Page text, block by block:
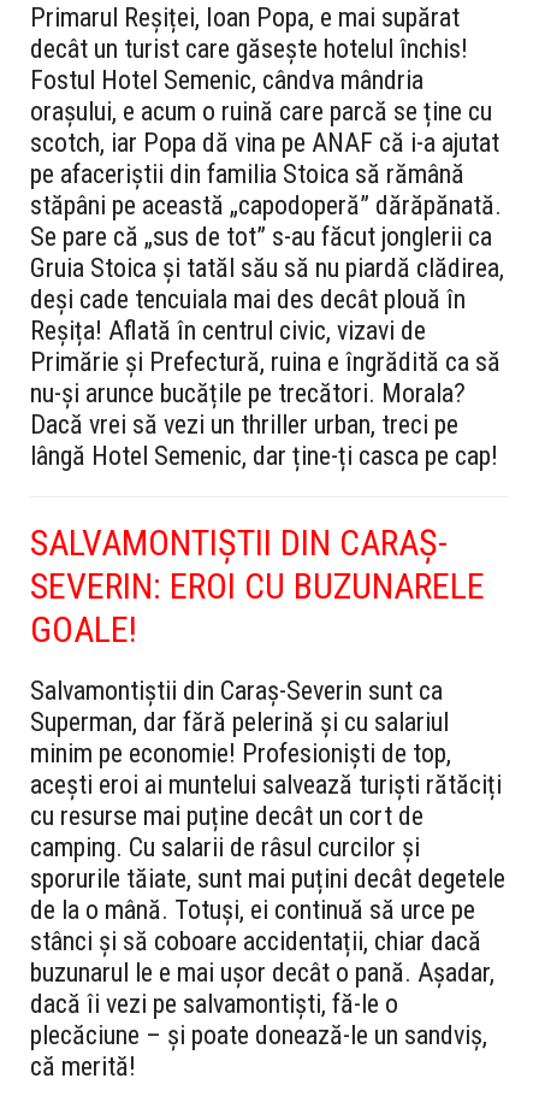
Primarul Reșiței, Ioan Popa, e mai supărat
decât un turist care găsește hotelul închis!
Fostul Hotel Semenic, cândva mândria
orașului, e acum o ruină care parcă se ține cu
scotch, iar Popa dă vina pe ANAF că i-a ajutat
pe afaceriștii din familia Stoica să rămână
stăpâni pe această „capodoperă” dărăpănată.
Se pare că „sus de tot” s-au făcut jonglerii ca
Gruia Stoica și tatăl său să nu piardă clădirea,
deși cade tencuiala mai des decât plouă în
Reșița! Aflată în centrul civic, vizavi de
Primărie și Prefectură, ruina e îngrădită ca să
nu-și arunce bucățile pe trecători. Morala?
Dacă vrei să vezi un thriller urban, treci pe
lângă Hotel Semenic, dar ține-ți casca pe cap!
SALVAMONTIȘTII DIN CARAȘ-
SEVERIN: EROI CU BUZUNARELE
GOALE!
Salvamontiștii din Caraș-Severin sunt ca
Superman, dar fără pelerină și cu salariul
minim pe economie! Profesioniști de top,
acești eroi ai muntelui salvează turiști rătăciți
cu resurse mai puține decât un cort de
camping. Cu salarii de râsul curcilor și
sporurile tăiate, sunt mai puțini decât degetele
de la o mână. Totuși, ei continuă să urce pe
stânci și să coboare accidentații, chiar dacă
buzunarul le e mai ușor decât o pană. Așadar,
dacă îi vezi pe salvamontiști, fă-le o
plecăciune – și poate donează-le un sandviș,
că merită!